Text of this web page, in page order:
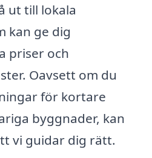
ut till lokala
kan ge dig
priser och
Oavsett om du
för kortare
byggnader, kan
vi guidar dig rätt.